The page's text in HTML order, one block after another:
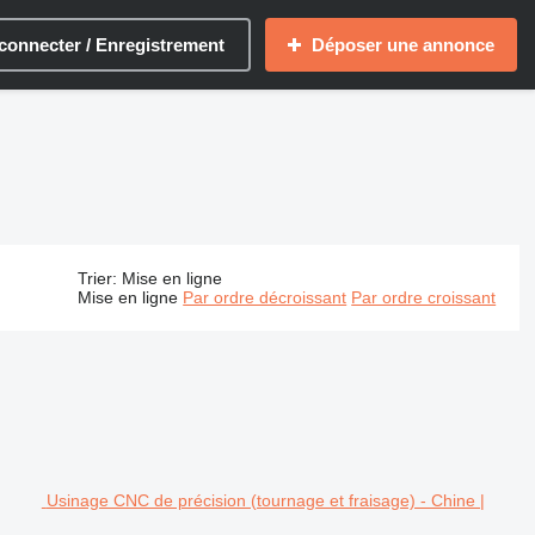
/ Enregistrement Déposer une annonce
Trier: Mise en ligne
Mise en ligne Par ordre décroissant Par ordre croissant
Usinage CNC de précision (tournage et fraisage) - Chine |